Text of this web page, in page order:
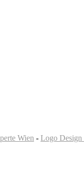
Wien - Logo Design